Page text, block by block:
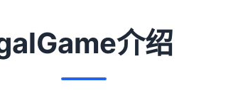
介绍